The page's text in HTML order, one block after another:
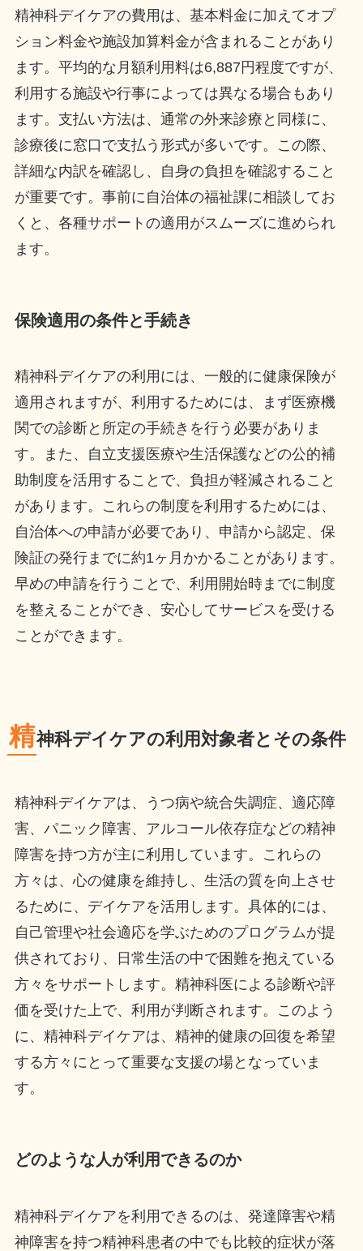
精神科デイケアの費用は、基本料金に加えてオプ
ション料金や施設加算料金が含まれることがあり
ます。平均的な月額利用料は6,887円程度ですが、
利用する施設や行事によっては異なる場合もあり
ます。支払い方法は、通常の外来診療と同様に、
診療後に窓口で支払う形式が多いです。この際、
詳細な内訳を確認し、自身の負担を確認すること
が重要です。事前に自治体の福祉課に相談してお
くと、各種サポートの適用がスムーズに進められ
ます。
保険適用の条件と手続き
精神科デイケアの利用には、一般的に健康保険が
適用されますが、利用するためには、まず医療機
関での診断と所定の手続きを行う必要がありま
す。また、自立支援医療や生活保護などの公的補
助制度を活用することで、負担が軽減されること
があります。これらの制度を利用するためには、
自治体への申請が必要であり、申請から認定、保
険証の発行までに約1ヶ月かかることがあります。
早めの申請を行うことで、利用開始時までに制度
を整えることができ、安心してサービスを受ける
ことができます。
精神科デイケアの利用対象者とその条件
精神科デイケアは、うつ病や統合失調症、適応障
害、パニック障害、アルコール依存症などの精神
障害を持つ方が主に利用しています。これらの
方々は、心の健康を維持し、生活の質を向上させ
るために、デイケアを活用します。具体的には、
自己管理や社会適応を学ぶためのプログラムが提
供されており、日常生活の中で困難を抱えている
方々をサポートします。精神科医による診断や評
価を受けた上で、利用が判断されます。このよう
に、精神科デイケアは、精神的健康の回復を希望
する方々にとって重要な支援の場となっていま
す。
どのような人が利用できるのか
精神科デイケアを利用できるのは、発達障害や精
神障害を持つ精神科患者の中でも比較的症状が落